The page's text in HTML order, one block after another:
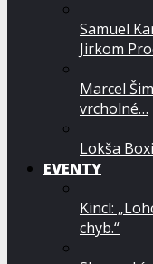
Samuel
Jirkom
Marcel
vrcholné…
Lokša
EVENTY
Kincl:
chyb.“